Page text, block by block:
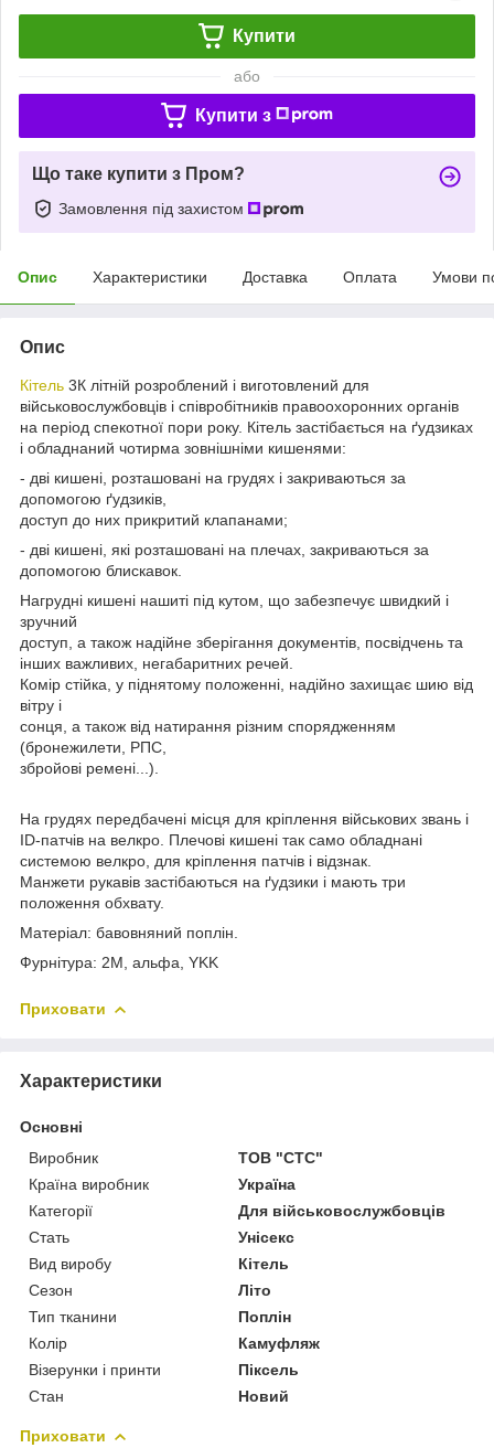
Купити
або
Купити з
Що таке купити з Пром?
Замовлення під захистом
Опис Характеристики Доставка Оплата Умови
Опис
Кітель 3К літній розроблений і виготовлений для
військовослужбовців і співробітників правоохоронних органів
на період спекотної пори року. Кітель застібається на ґудзиках
і обладнаний чотирма зовнішніми кишенями:
- дві кишені, розташовані на грудях і закриваються за
допомогою ґудзиків,
доступ до них прикритий клапанами;
- дві кишені, які розташовані на плечах, закриваються за
допомогою блискавок.
Нагрудні кишені нашиті під кутом, що забезпечує швидкий і
зручний
доступ, а також надійне зберігання документів, посвідчень та
інших важливих, негабаритних речей.
Комір стійка, у піднятому положенні, надійно захищає шию від
вітру і
сонця, а також від натирання різним спорядженням
(бронежилети, РПС,
збройові ремені...).
На грудях передбачені місця для кріплення військових звань і
ID-патчів на велкро. Плечові кишені так само обладнані
системою велкро, для кріплення патчів і відзнак.
Манжети рукавів застібаються на ґудзики і мають три
положення обхвату.
Матеріал: бавовняний поплін.
Фурнітура: 2М, альфа, YKK
Приховати
Характеристики
Основні
Виробник
ТОВ "СТС"
Країна виробник
Україна
Категорії
Для військовослужбовців
Стать
Унісекс
Вид виробу
Кітель
Сезон
Літо
Тип тканини
Поплін
Колір
Камуфляж
Візерунки і принти
Піксель
Стан
Новий
Приховати